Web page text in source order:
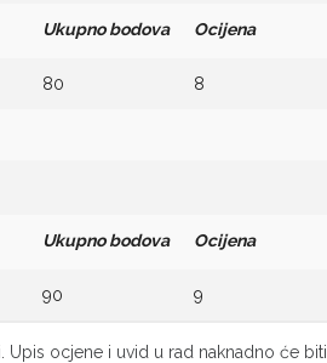
Ukupno bodova Ocijena
80 8
Ukupno bodova Ocijena
90 9
ocjene i uvid u rad naknadno će biti